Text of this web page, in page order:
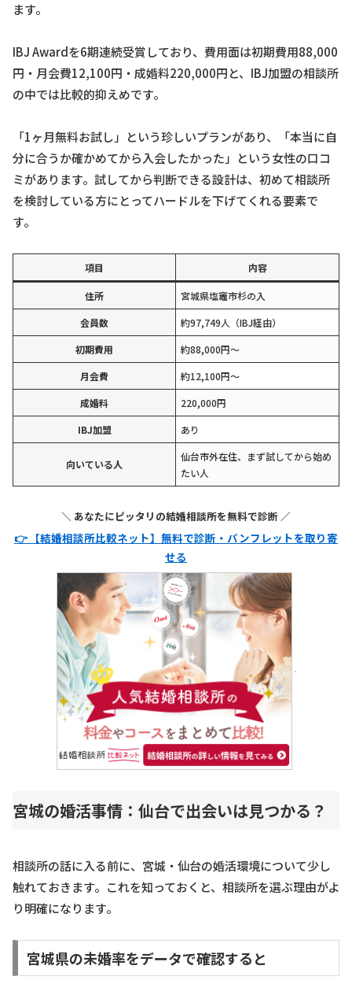
ます。
IBJ Awardを6期連続受賞しており、費用面は初期費用88,000
円・月会費12,100円・成婚料220,000円と、IBJ加盟の相談所
の中では比較的抑えめです。
「1ヶ月無料お試し」という珍しいプランがあり、「本当に自
分に合うか確かめてから入会したかった」という女性の口コ
ミがあります。試してから判断できる設計は、初めて相談所
を検討している方にとってハードルを下げてくれる要素で
す。
項目 内容
住所
宮城県塩竈市杉の入
会員数
約97,749人（IBJ経由）
初期費用
約88,000円〜
月会費
約12,100円〜
成婚料
220,000円
IBJ加盟
あり
向いている人
仙台市外在住、まず試してから始め
たい人
＼ あなたにピッタリの結婚相談所を無料で診断 ／
👉 【結婚相談所比較ネット】無料で診断・パンフレットを取り寄
せる
宮城の婚活事情：仙台で出会いは見つかる？
相談所の話に入る前に、宮城・仙台の婚活環境について少し
触れておきます。これを知っておくと、相談所を選ぶ理由がよ
り明確になります。
宮城県の未婚率をデータで確認すると